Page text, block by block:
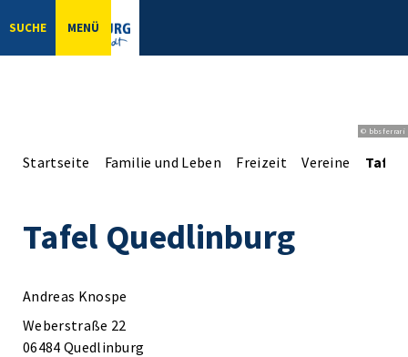
SUCHE MENÜ
© bbsferrari
Startseite Familie und Leben Freizeit Vereine Tafel
Tafel Quedlinburg
Andreas Knospe
Weberstraße 22
06484 Quedlinburg